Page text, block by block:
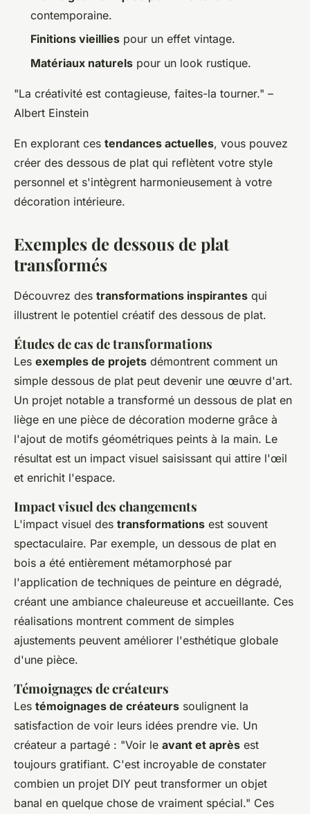
contemporaine.
Finitions vieillies pour un effet vintage.
Matériaux naturels pour un look rustique.
"La créativité est contagieuse, faites-la tourner." –
Albert Einstein
En explorant ces tendances actuelles, vous pouvez
créer des dessous de plat qui reflètent votre style
personnel et s'intègrent harmonieusement à votre
décoration intérieure.
Exemples de dessous de plat
transformés
Découvrez des transformations inspirantes qui
illustrent le potentiel créatif des dessous de plat.
Études de cas de transformations
Les exemples de projets démontrent comment un
simple dessous de plat peut devenir une œuvre d'art.
Un projet notable a transformé un dessous de plat en
liège en une pièce de décoration moderne grâce à
l'ajout de motifs géométriques peints à la main. Le
résultat est un impact visuel saisissant qui attire l'œil
et enrichit l'espace.
Impact visuel des changements
L'impact visuel des transformations est souvent
spectaculaire. Par exemple, un dessous de plat en
bois a été entièrement métamorphosé par
l'application de techniques de peinture en dégradé,
créant une ambiance chaleureuse et accueillante. Ces
réalisations montrent comment de simples
ajustements peuvent améliorer l'esthétique globale
d'une pièce.
Témoignages de créateurs
Les témoignages de créateurs soulignent la
satisfaction de voir leurs idées prendre vie. Un
créateur a partagé : "Voir le avant et après est
toujours gratifiant. C'est incroyable de constater
combien un projet DIY peut transformer un objet
banal en quelque chose de vraiment spécial." Ces